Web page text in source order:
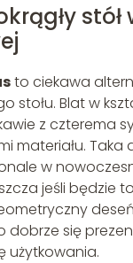
stół
to ciekawa
stołu. Blat w
z czterema
materiału. Taka
w
jeśli będzie to
dobrze się
użytkowania.